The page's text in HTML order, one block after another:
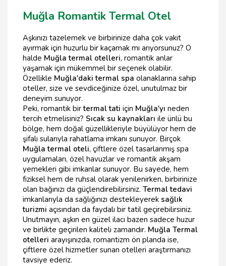
Muğla Romantik Termal Otel
Aşkınızı tazelemek ve birbirinize daha çok vakit
ayırmak için huzurlu bir kaçamak mı arıyorsunuz? O
halde Muğla termal otelleri, romantik anlar
yaşamak için mükemmel bir seçenek olabilir.
Özellikle Muğla'daki termal spa olanaklarına sahip
oteller, size ve sevdiceğinize özel, unutulmaz bir
deneyim sunuyor.
Peki, romantik birtermal tati için Muğla'yı neden
tercih etmelisiniz? Sıcak su kaynakları ile ünlü bu
bölge, hem doğal güzellikleriyle büyülüyor hem de
şifalı sularıyla rahatlama imkanı sunuyor. Birçok
Muğla termal oteli, çiftlere özel tasarlanmış spa
uygulamaları, özel havuzlar ve romantik akşam
yemekleri gibi imkanlar sunuyor. Bu sayede, hem
fiziksel hem de ruhsal olarak yenilenirken, birbirinize
olan bağınızı da güçlendirebilirsiniz. Termal tedavi
imkanlarıyla da sağlığınızı destekleyerek sağlık
turizmi açısından da faydalı bir tatil geçirebilirsiniz.
Unutmayın, aşkın en güzel ilacı bazen sadece huzur
ve birlikte geçirilen kaliteli zamandır. Muğla Termal
otelleri arayışınızda, romantizm ön planda ise,
çiftlere özel hizmetler sunan otelleri araştırmanızı
tavsiye ederiz.